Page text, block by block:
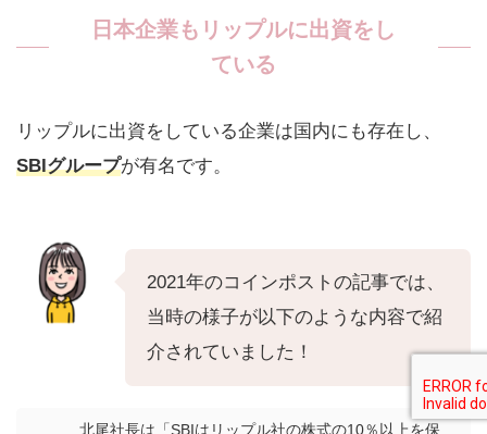
日本企業もリップルに出資をし
ている
リップルに出資をしている企業は国内にも存在し、
SBIグループが有名です。
2021年のコインポストの記事では、
当時の様子が以下のような内容で紹
介されていました！
北尾社長は「SBIはリップル社の株式の10％以上を保